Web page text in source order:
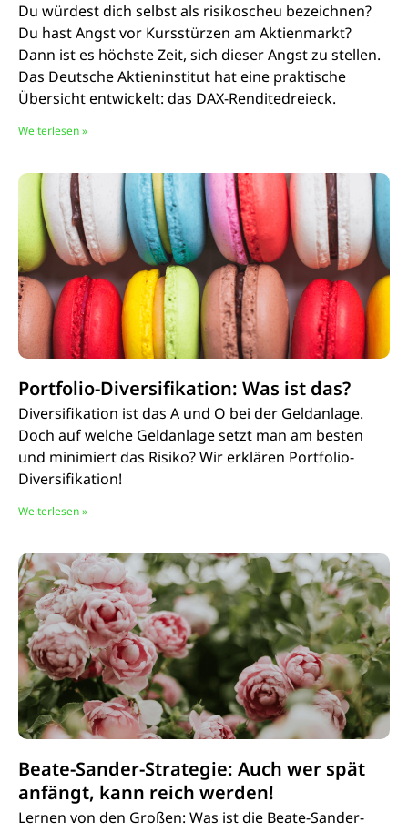
Du würdest dich selbst als risikoscheu bezeichnen?
Du hast Angst vor Kursstürzen am Aktienmarkt?
Dann ist es höchste Zeit, sich dieser Angst zu stellen.
Das Deutsche Aktieninstitut hat eine praktische
Übersicht entwickelt: das DAX-Renditedreieck.
Weiterlesen »
Portfolio-Diversifikation: Was ist das?
Diversifikation ist das A und O bei der Geldanlage.
Doch auf welche Geldanlage setzt man am besten
und minimiert das Risiko? Wir erklären Portfolio-
Diversifikation!
Weiterlesen »
Beate-Sander-Strategie: Auch wer spät
anfängt, kann reich werden!
Lernen von den Großen: Was ist die Beate-Sander-